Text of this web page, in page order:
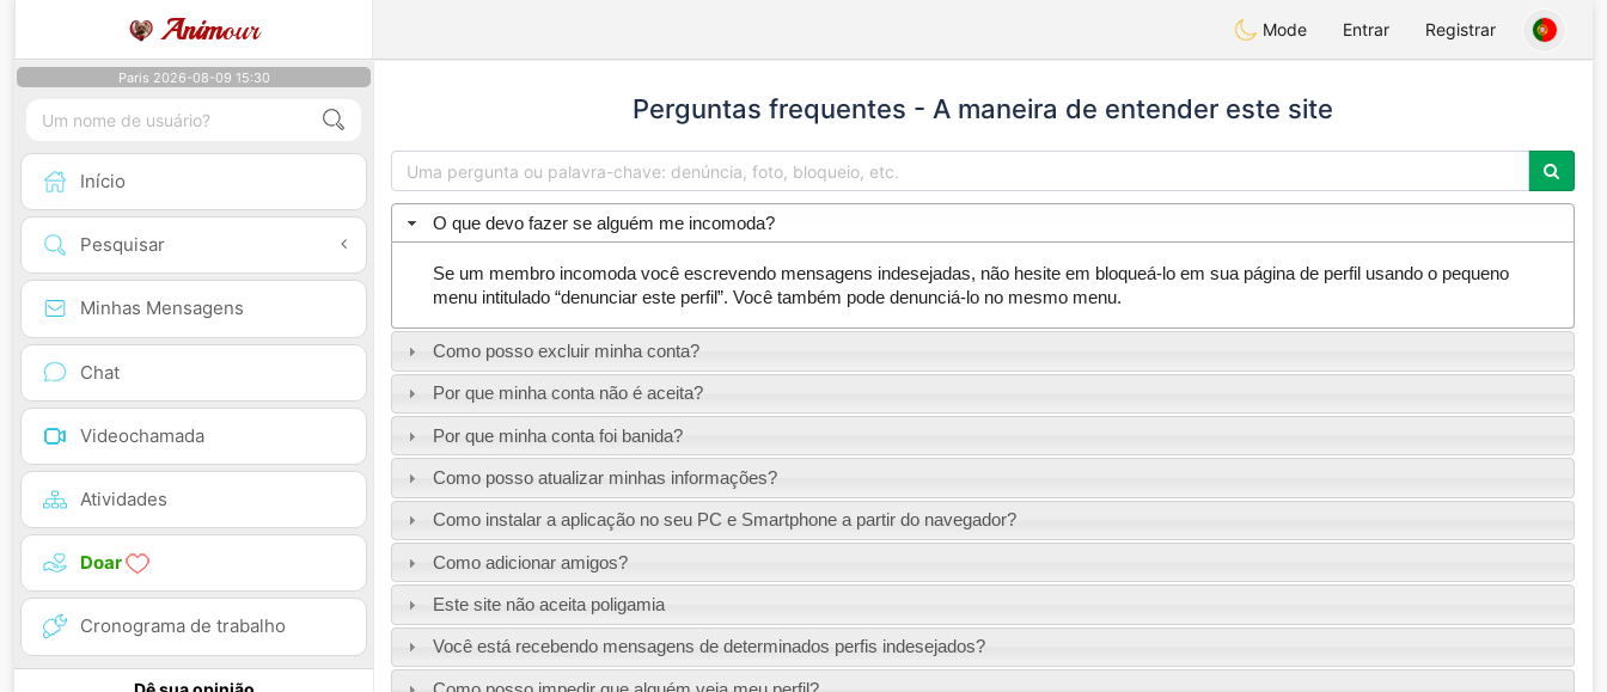
Animour Mode Entrar Registrar
Paris 2026-08-09 15:30
Início
Pesquisar
Minhas Mensagens
Chat
Videochamada
Atividades
Doar
Cronograma de trabalho
Perguntas frequentes - A maneira de entender este site
O que devo fazer se alguém me incomoda?
Se um membro incomoda você escrevendo mensagens indesejadas, não hesite em bloqueá-lo em sua página de perfil usando o pequeno
menu intitulado “denunciar este perfil”. Você também pode denunciá-lo no mesmo menu.
Como posso excluir minha conta?
Por que minha conta não é aceita?
Por que minha conta foi banida?
Como posso atualizar minhas informações?
Como instalar a aplicação no seu PC e Smartphone a partir do navegador?
Como adicionar amigos?
Este site não aceita poligamia
Você está recebendo mensagens de determinados perfis indesejados?